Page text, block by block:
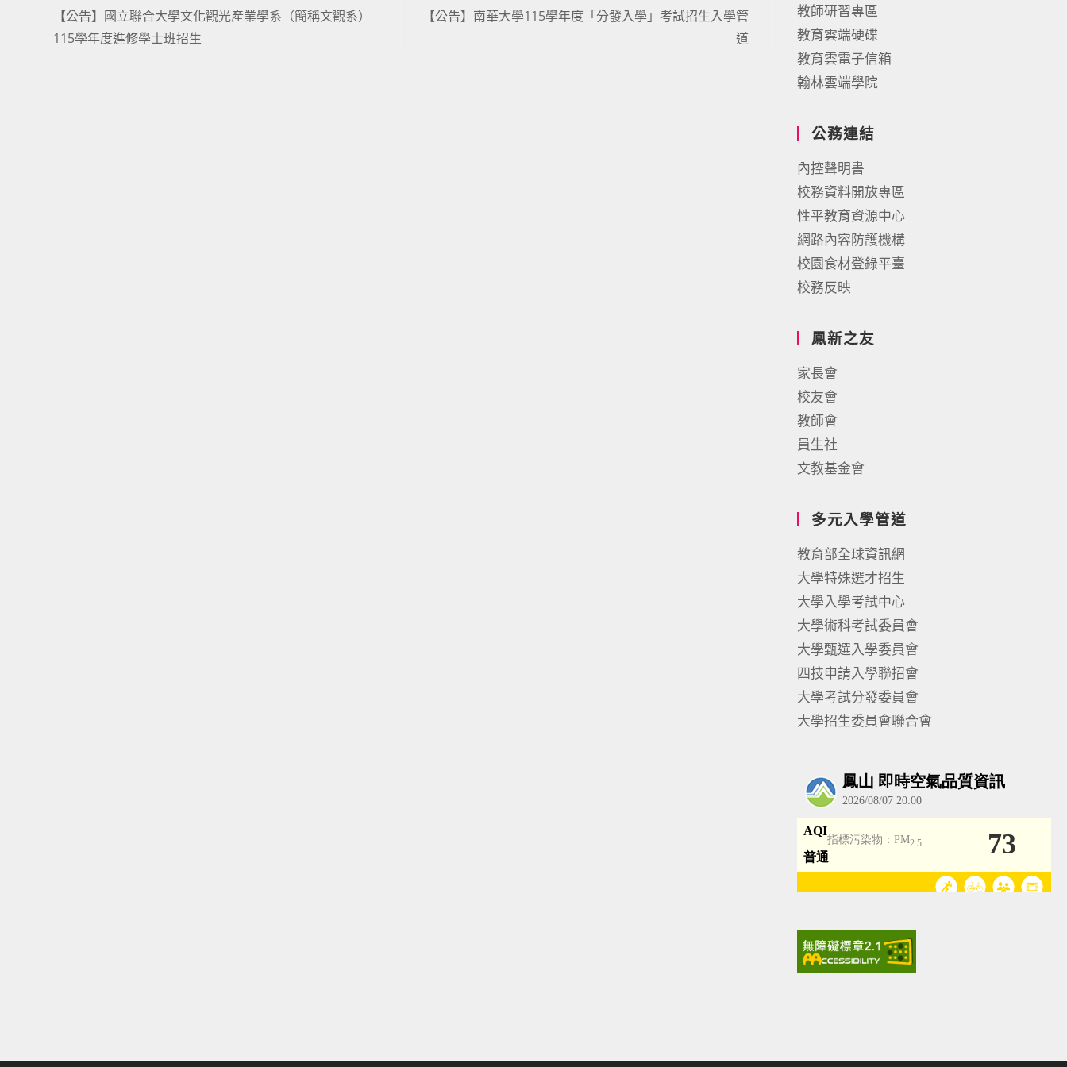
more
articles
【公告】國立聯合大學文化觀光產業學系（簡稱文觀系）
115學年度進修學士班招生
【公告】南華大學115學年度「分發入學」考試招生入學管
道
教師研習專區
教育雲端硬碟
教育雲電子信箱
翰林雲端學院
公務連結
內控聲明書
校務資料開放專區
性平教育資源中心
網路內容防護機構
校園食材登錄平臺
校務反映
鳳新之友
家長會
校友會
教師會
員生社
文教基金會
多元入學管道
教育部全球資訊網
大學特殊選才招生
大學入學考試中心
大學術科考試委員會
大學甄選入學委員會
四技申請入學聯招會
大學考試分發委員會
大學招生委員會聯合會